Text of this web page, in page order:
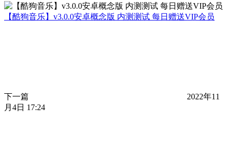
【酷狗音乐】v3.0.0安卓概念版 内测测试 每日赠送VIP会员
下一篇
2022年11
月4日 17:24